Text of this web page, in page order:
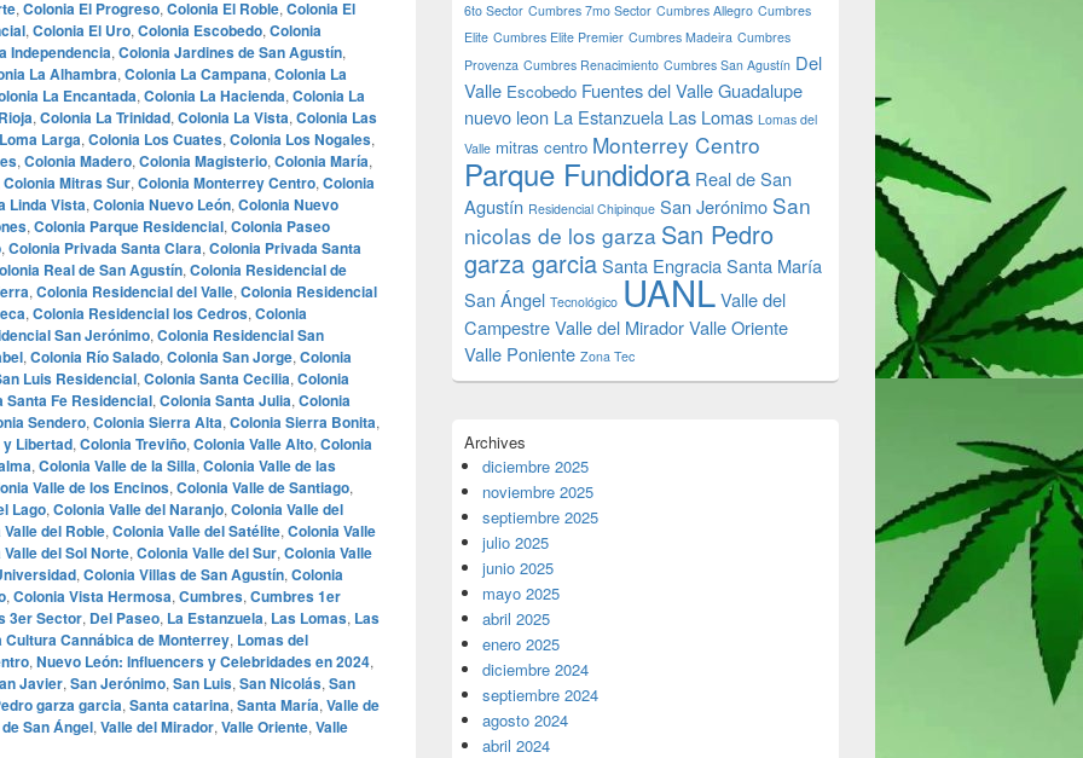
, Colonia El Progreso, Colonia El Roble, Colonia El
, Colonia El Uro, Colonia Escobedo, Colonia
Independencia, Colonia Jardines de San Agustín,
La Alhambra, Colonia La Campana, Colonia La
La Encantada, Colonia La Hacienda, Colonia La
, Colonia La Trinidad, Colonia La Vista, Colonia Las
Larga, Colonia Los Cuates, Colonia Los Nogales,
, Colonia Madero, Colonia Magisterio, Colonia María,
Colonia Mitras Sur, Colonia Monterrey Centro, Colonia
Linda Vista, Colonia Nuevo León, Colonia Nuevo
, Colonia Parque Residencial, Colonia Paseo
, Colonia Privada Santa Clara, Colonia Privada Santa
Real de San Agustín, Colonia Residencial de
, Colonia Residencial del Valle, Colonia Residencial
, Colonia Residencial los Cedros, Colonia
San Jerónimo, Colonia Residencial San
, Colonia Río Salado, Colonia San Jorge, Colonia
Luis Residencial, Colonia Santa Cecilia, Colonia
Santa Fe Residencial, Colonia Santa Julia, Colonia
Sendero, Colonia Sierra Alta, Colonia Sierra Bonita,
Libertad, Colonia Treviño, Colonia Valle Alto, Colonia
, Colonia Valle de la Silla, Colonia Valle de las
Valle de los Encinos, Colonia Valle de Santiago,
Lago, Colonia Valle del Naranjo, Colonia Valle del
del Roble, Colonia Valle del Satélite, Colonia Valle
del Sol Norte, Colonia Valle del Sur, Colonia Valle
, Colonia Villas de San Agustín, Colonia
, Colonia Vista Hermosa, Cumbres, Cumbres 1er
3er Sector, Del Paseo, La Estanzuela, Las Lomas, Las
Cannábica de Monterrey, Lomas del
, Nuevo León: Influencers y Celebridades en 2024,
Javier, San Jerónimo, San Luis, San Nicolás, San
garza garcia, Santa catarina, Santa María, Valle de
San Ángel, Valle del Mirador, Valle Oriente, Valle
6to Sector Cumbres 7mo Sector Cumbres Allegro Cumbres
Elite Cumbres Elite Premier Cumbres Madeira Cumbres
Provenza Cumbres Renacimiento Cumbres San Agustín Del
Valle Escobedo Fuentes del ValleGuadalupe
nuevo leon La Estanzuela Las Lomas Lomas del
Valle mitras centro Monterrey Centro
Parque Fundidora Real de San
Agustín Residencial Chipinque San Jerónimo San
nicolas de los garza San Pedro
garza garciaSanta EngraciaSanta María
San Ángel Tecnológico UANLValle del
CampestreValle del MiradorValle Oriente
Valle Poniente Zona Tec
Archives
diciembre 2025
noviembre 2025
septiembre 2025
julio 2025
junio 2025
mayo 2025
abril 2025
enero 2025
diciembre 2024
septiembre 2024
agosto 2024
abril 2024